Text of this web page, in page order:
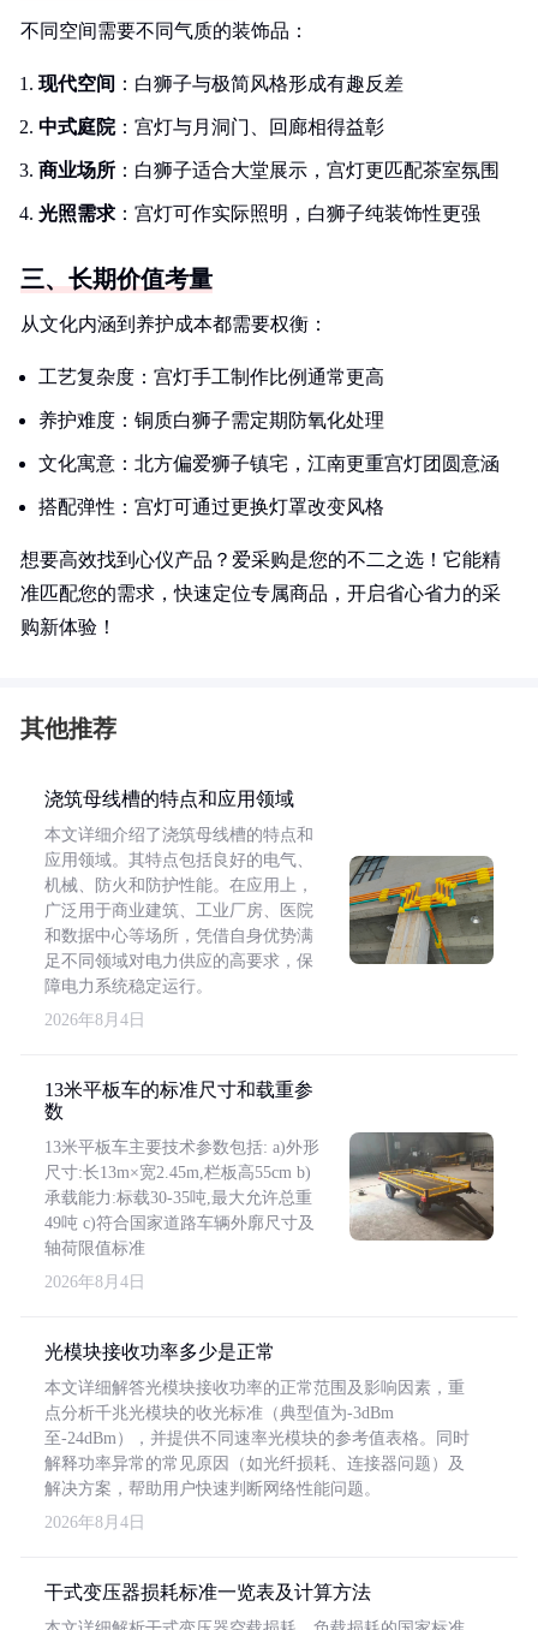
不同空间需要不同气质的装饰品：
现代空间 ：白狮子与极简风格形成有趣反差
中式庭院：宫灯与月洞门、回廊相得益彰
商业场所 ：白狮子适合大堂展示，宫灯更匹配茶室氛围
光照需求 ：宫灯可作实际照明，白狮子纯装饰性更强
三、长期价值考量
从文化内涵到养护成本都需要权衡：
工艺复杂度：宫灯手工制作比例通常更高
养护难度：铜质白狮子需定期防氧化处理
文化寓意：北方偏爱狮子镇宅，江南更重宫灯团圆意涵
搭配弹性：宫灯可通过更换灯罩改变风格
想要高效找到心仪产品？爱采购是您的不二之选！它能精
准匹配您的需求，快速定位专属商品，开启省心省力的采
购新体验！
其他推荐
浇筑母线槽的特点和应用领域
本文详细介绍了浇筑母线槽的特点和
应用领域。其特点包括良好的电气、
机械、防火和防护性能。在应用上，
广泛用于商业建筑、工业厂房、医院
和数据中心等场所，凭借自身优势满
足不同领域对电力供应的高要求，保
障电力系统稳定运行。
2026年8月4日
13米平板车的标准尺寸和载重参
数
13米平板车主要技术参数包括: a)外形
尺寸:长13m×宽2.45m,栏板高55cm b)
承载能力:标载30-35吨,最大允许总重
49吨 c)符合国家道路车辆外廓尺寸及
轴荷限值标准
2026年8月4日
光模块接收功率多少是正常
本文详细解答光模块接收功率的正常范围及影响因素，重
点分析千兆光模块的收光标准（典型值为-3dBm
至-24dBm），并提供不同速率光模块的参考值表格。同时
解释功率异常的常见原因（如光纤损耗、连接器问题）及
解决方案，帮助用户快速判断网络性能问题。
2026年8月4日
干式变压器损耗标准一览表及计算方法